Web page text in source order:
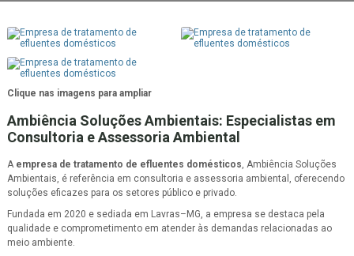
Clique nas imagens para ampliar
Ambiência Soluções Ambientais: Especialistas em
Consultoria e Assessoria Ambiental
A empresa de tratamento de efluentes domésticos, Ambiência Soluções
Ambientais, é referência em consultoria e assessoria ambiental, oferecendo
soluções eficazes para os setores público e privado.
Fundada em 2020 e sediada em Lavras–MG, a empresa se destaca pela
qualidade e comprometimento em atender às demandas relacionadas ao
meio ambiente.